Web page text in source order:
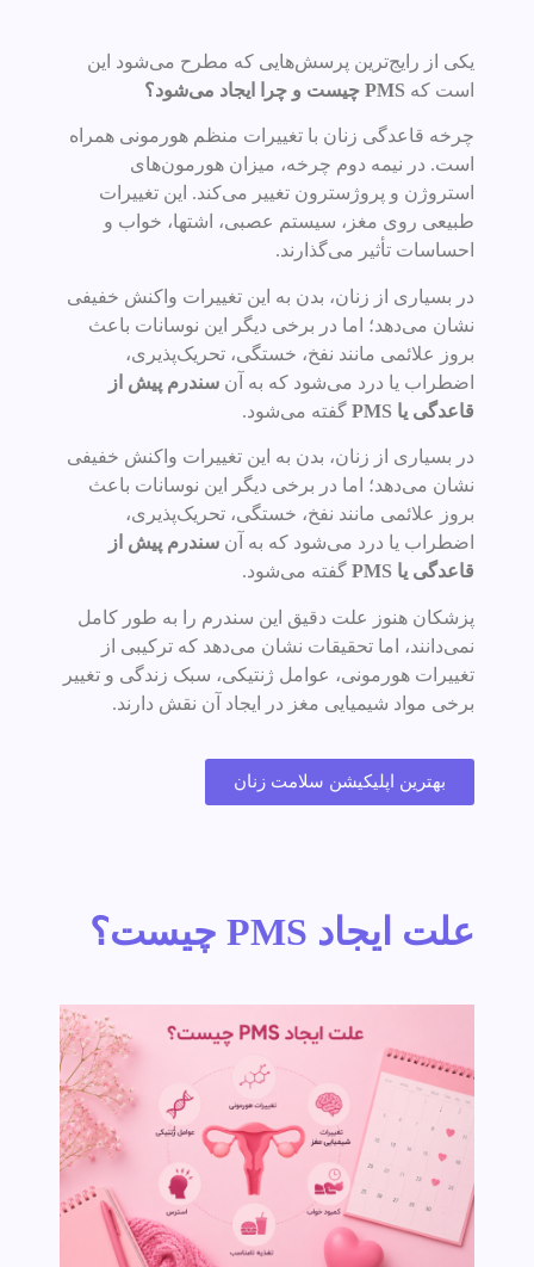
یکی از رایج‌ترین پرسش‌هایی که مطرح می‌شود این
است که PMS چیست و چرا ایجاد می‌شود؟
چرخه قاعدگی زنان با تغییرات منظم هورمونی همراه
است. در نیمه دوم چرخه، میزان هورمون‌های
استروژن و پروژسترون تغییر می‌کند. این تغییرات
طبیعی روی مغز، سیستم عصبی، اشتها، خواب و
احساسات تأثیر می‌گذارند.
در بسیاری از زنان، بدن به این تغییرات واکنش خفیفی
نشان می‌دهد؛ اما در برخی دیگر این نوسانات باعث
بروز علائمی مانند نفخ، خستگی، تحریک‌پذیری،
اضطراب یا درد می‌شود که به آن سندرم پیش از
قاعدگی یا PMS
گفته می‌شود.
در بسیاری از زنان، بدن به این تغییرات واکنش خفیفی
نشان می‌دهد؛ اما در برخی دیگر این نوسانات باعث
بروز علائمی مانند نفخ، خستگی، تحریک‌پذیری،
اضطراب یا درد می‌شود که به آن سندرم پیش از
قاعدگی یا PMS
گفته می‌شود.
پزشکان هنوز علت دقیق این سندرم را به طور کامل
نمی‌دانند، اما تحقیقات نشان می‌دهد که ترکیبی از
تغییرات هورمونی، عوامل ژنتیکی، سبک زندگی و تغییر
برخی مواد شیمیایی مغز در ایجاد آن نقش دارند.
بهترین اپلیکیشن سلامت زنان
علت ایجاد PMS چیست؟